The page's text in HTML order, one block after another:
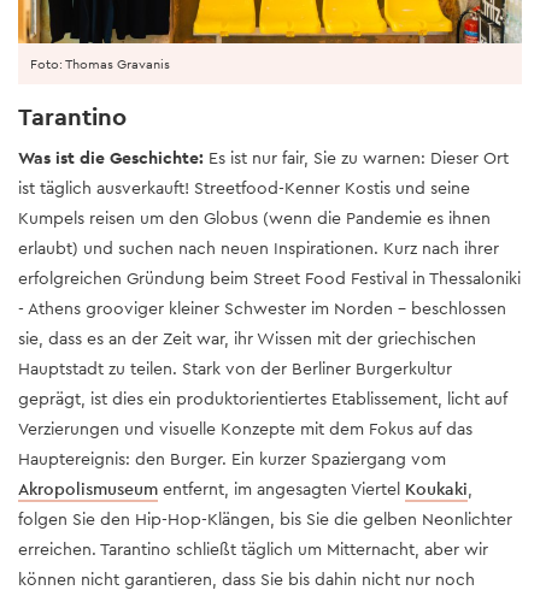
Tarantino
Was ist die Geschichte: Es ist nur fair, Sie zu warnen: Dieser Ort
ist täglich ausverkauft! Streetfood-Kenner Kostis und seine
Kumpels reisen um den Globus (wenn die Pandemie es ihnen
erlaubt) und suchen nach neuen Inspirationen. Kurz nach ihrer
erfolgreichen Gründung beim Street Food Festival in Thessaloniki
- Athens grooviger kleiner Schwester im Norden - beschlossen
sie, dass es an der Zeit war, ihr Wissen mit der griechischen
Hauptstadt zu teilen. Stark von der Berliner Burgerkultur
geprägt, ist dies ein produktorientiertes Etablissement, licht auf
Verzierungen und visuelle Konzepte mit dem Fokus auf das
Hauptereignis: den Burger. Ein kurzer Spaziergang vom
Akropolismuseum entfernt, im angesagten Viertel Koukaki,
folgen Sie den Hip-Hop-Klängen, bis Sie die gelben Neonlichter
erreichen. Tarantino schließt täglich um Mitternacht, aber wir
können nicht garantieren, dass Sie bis dahin nicht nur noch
Foto: Thomas Gravanis